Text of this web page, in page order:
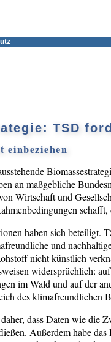
TSD
einbeziehen
an maßgebliche
Wirtschaft und
haben sich beteiligt.
und
nicht künstlich
widersprüchlich:
im Wald und auf der
des klimafreundlichen
dass Daten wie die
Außerdem habe